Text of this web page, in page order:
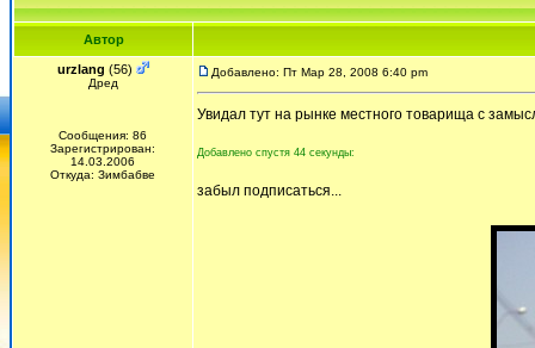
Автор
urzlang (56)
Дред
Сообщения: 86
Зарегистрирован:
14.03.2006
Откуда: Зимбабве
Добавлено: Пт Мар 28, 2008 6:40 pm
Увидал тут на рынке местного товарища с
Добавлено спустя 44 секунды:
забыл подписаться...